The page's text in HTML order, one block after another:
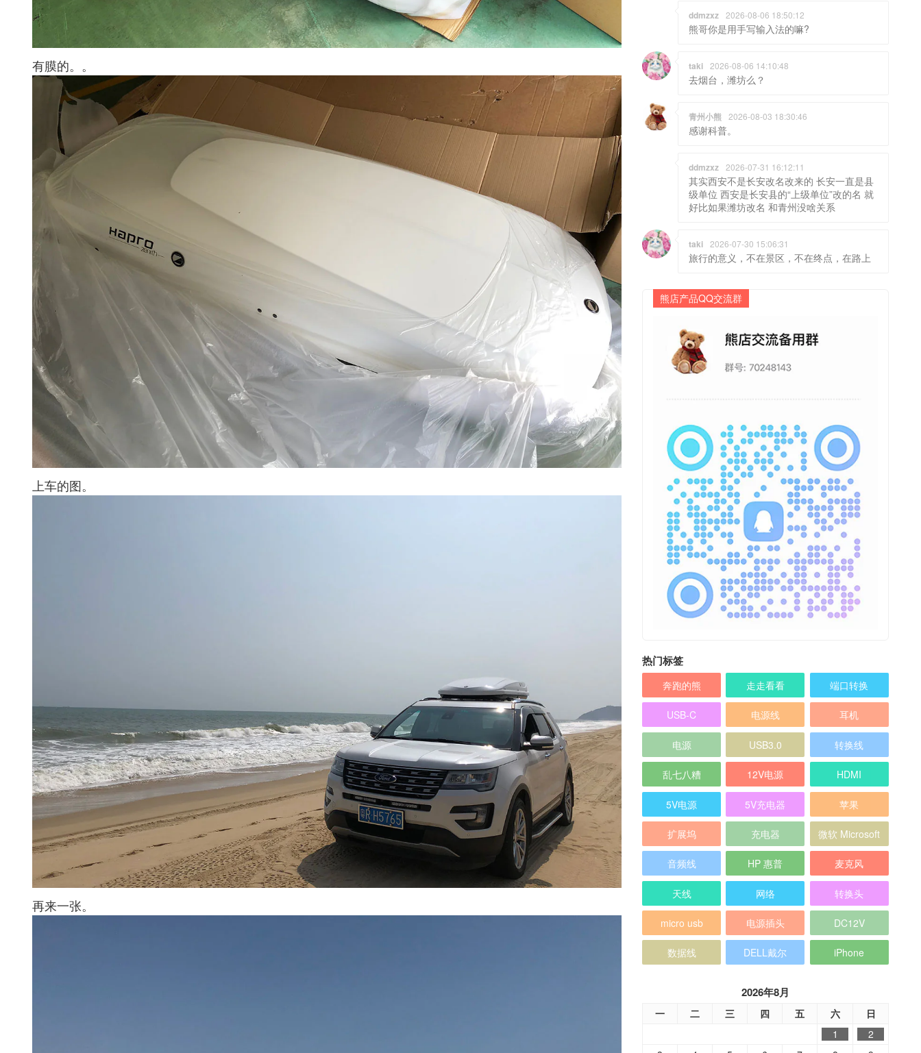
有膜的。。
上车的图。
再来一张。
ddmzxz 2026-08-06 18:50:12
熊哥你是用手写输入法的嘛?
taki 2026-08-06 14:10:48
去烟台，潍坊么？
青州小熊 2026-08-03 18:30:46
感谢科普。
ddmzxz 2026-07-31 16:12:11
其实西安不是长安改名改来的 长安一直是县
级单位 西安是长安县的“上级单位”改的名 就
好比如果潍坊改名 和青州没啥关系
taki 2026-07-30 15:06:31
旅行的意义，不在景区，不在终点，在路上
熊店产品QQ交流群
热门标签
奔跑的熊 走走看看 端口转换
USB-C 电源线 耳机
电源 USB3.0 转换线
乱七八糟 12V电源 HDMI
5V电源 5V充电器 苹果
扩展坞 充电器 微软 Microsoft
音频线 HP 惠普 麦克风
天线 网络 转换头
micro usb 电源插头 DC12V
数据线 DELL戴尔 iPhone
2026年8月
一 二 三 四 五 六
日
1
2